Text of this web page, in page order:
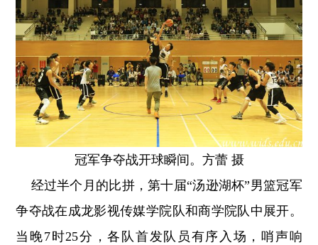
冠军争夺战开球瞬间。方蕾 摄
经过半个月的比拼，第十届“汤逊湖杯”男篮冠军
争夺战在成龙影视传媒学院队和商学院队中展开。
当晚7时25分，各队首发队员有序入场，哨声响